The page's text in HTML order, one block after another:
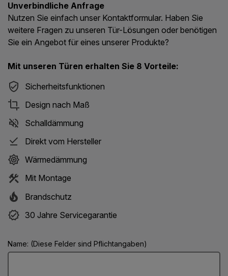
Unverbindliche Anfrage
Nutzen Sie einfach unser Kontaktformular. Haben Sie
weitere Fragen zu unseren Tür-Lösungen oder benötigen
Sie ein Angebot für eines unserer Produkte?
Mit unseren Türen erhalten Sie 8 Vorteile:
Sicherheitsfunktionen
Design nach Maß
Schalldämmung
Direkt vom Hersteller
Wärmedämmung
Mit Montage
Brandschutz
30 Jahre Servicegarantie
Name: (Diese Felder sind Pflichtangaben)